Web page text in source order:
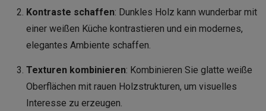
Kontraste schaffen: Dunkles Holz kann wunderbar mit
einer weißen Küche kontrastieren und ein modernes,
elegantes Ambiente schaffen.
Texturen kombinieren: Kombinieren Sie glatte weiße
Oberflächen mit rauen Holzstrukturen, um visuelles
Interesse zu erzeugen.